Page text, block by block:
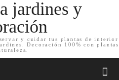
jardines y
y cuidar tus plantas de interior
Decoración 100% con plantas